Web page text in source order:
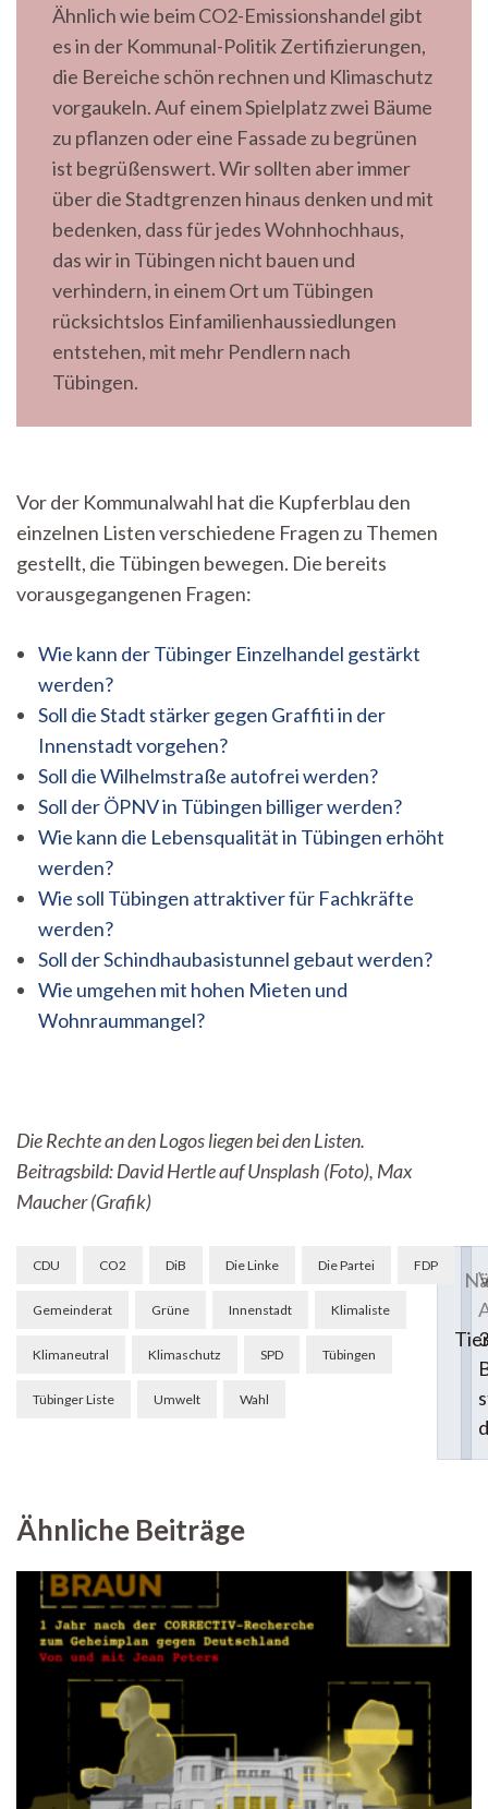
Ähnlich wie beim CO2-Emissionshandel gibt
es in der Kommunal-Politik Zertifizierungen,
die Bereiche schön rechnen und Klimaschutz
vorgaukeln. Auf einem Spielplatz zwei Bäume
zu pflanzen oder eine Fassade zu begrünen
ist begrüßenswert. Wir sollten aber immer
über die Stadtgrenzen hinaus denken und mit
bedenken, dass für jedes Wohnhochhaus,
das wir in Tübingen nicht bauen und
verhindern, in einem Ort um Tübingen
rücksichtslos Einfamilienhaussiedlungen
entstehen, mit mehr Pendlern nach
Tübingen.
Vor der Kommunalwahl hat die Kupferblau den
einzelnen Listen verschiedene Fragen zu Themen
gestellt, die Tübingen bewegen. Die bereits
vorausgegangenen Fragen:
Wie kann der Tübinger Einzelhandel gestärkt
werden?
Soll die Stadt stärker gegen Graffiti in der
Innenstadt vorgehen?
Soll die Wilhelmstraße autofrei werden?
Soll der ÖPNV in Tübingen billiger werden?
Wie kann die Lebensqualität in Tübingen erhöht
werden?
Wie soll Tübingen attraktiver für Fachkräfte
werden?
Soll der Schindhaubasistunnel gebaut werden?
Wie umgehen mit hohen Mieten und
Wohnraummangel?
Die Rechte an den Logos liegen bei den Listen.
Beitragsbild: David Hertle auf Unsplash (Foto), Max
Maucher (Grafik)
CDU CO2 DiB Die Linke Die Partei FDP
Gemeinderat Grüne Innenstadt Klimaliste
Klimaneutral Klimaschutz SPD Tübingen
Tübinger Liste Umwelt Wahl
Beitragsnavigation
Ähnliche Beiträge